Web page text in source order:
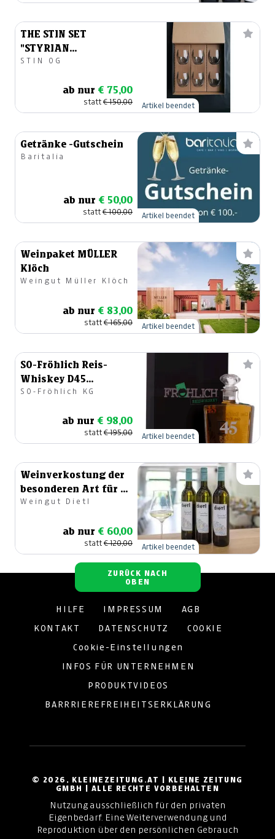
THE STIN SET
"STYRIAN
ENJOYMENT"
STIN OG
ab nur € 75,00
statt€ 150,00 Artikel beendet
Getränke -Gutschein
Baritalia
ab nur € 50,00
statt€ 100,00 Artikel beendet
Weinpaket MÜLLER
Klöch
Weingut Müller Klöch
ab nur € 83,00
statt€ 165,00 Artikel beendet
SO-Fröhlich Reis-
Whiskey D45
Jahrgang 2018
SO-Fröhlich KG
ab nur € 98,00
statt€ 195,00 Artikel beendet
Weinverkostung der
besonderen Art für 6
Personen
Weingut Dietl
ab nur € 60,00
statt€ 120,00 Artikel beendet
ZURÜCK NACH
OBEN
© 2026, KLEINEZEITUNG.AT | KLEINE ZEITUNG
GMBH | ALLE RECHTE VORBEHALTEN
Nutzung ausschließlich für den privaten
Eigenbedarf. Eine Weiterverwendung und
Reproduktion über den persönlichen Gebrauch
HILFE IMPRESSUM AGB
KONTAKT DATENSCHUTZ COOKIE
Cookie-Einstellungen
INFOS FÜR UNTERNEHMEN
PRODUKTVIDEOS
BARRRIEREFREIHEITSERKLÄRUNG